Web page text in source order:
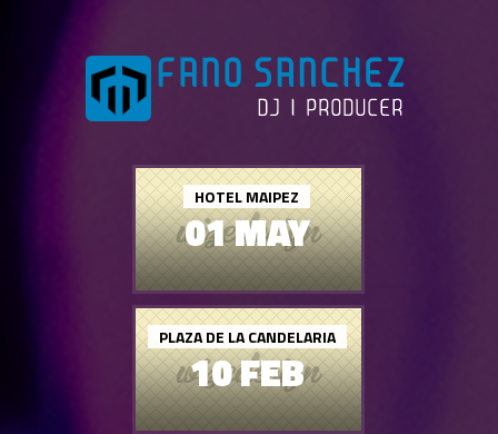
01 MAY
HOTEL MAIPEZ
10 FEB
PLAZA DE LA CANDELARIA